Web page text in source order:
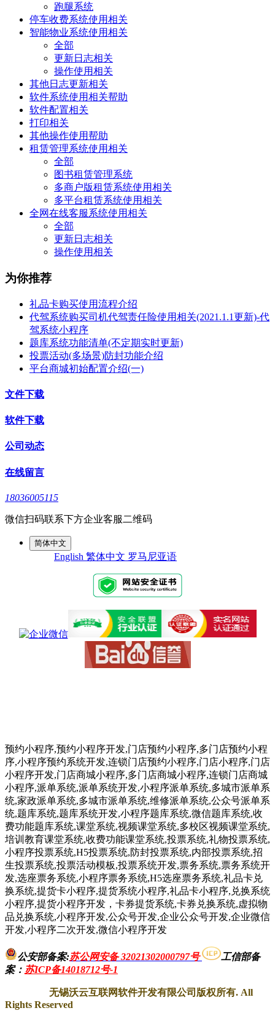
跑腿系统
停车收费系统使用相关
智能物业系统使用相关
全部
更新日志相关
操作使用相关
其他日志更新相关
软件系统使用相关帮助
软件配置相关
打印相关
其他操作使用帮助
租赁管理系统使用相关
全部
图书租赁管理系统
多商户版租赁系统使用相关
多平台租赁系统使用相关
全网在线客服系统使用相关
全部
更新日志相关
操作使用相关
为你推荐
礼品卡购买使用流程介绍
代驾系统购买司机代驾责任险使用相关(2021.1.1更新)-代
驾系统小程序
题库系统功能清单(不定期实时更新)
投票活动(多场景)防封功能介绍
平台商城初始配置介绍(一)
文件下载
软件下载
公司动态
在线留言
18036005115
微信扫码联系下方企业客服二维码
简体中文
English 繁体中文 罗马尼亚语
预约小程序,预约小程序开发,门店预约小程序,多门店预约小程
序,小程序预约系统开发,连锁门店预约小程序,门店小程序,门店
小程序开发,门店商城小程序,多门店商城小程序,连锁门店商城
小程序,派单系统,派单系统开发,小程序派单系统,多城市派单系
统,家政派单系统,多城市派单系统,维修派单系统,公众号派单系
统,题库系统,题库系统开发,小程序题库系统,微信题库系统,收
费功能题库系统,课堂系统,视频课堂系统,多校区视频课堂系统,
培训教育课堂系统,收费功能课堂系统,投票系统,礼物投票系统,
小程序投票系统,H5投票系统,防封投票系统,内部投票系统,招
生投票系统,投票活动模板,投票系统开发,票务系统,票务系统开
发,选座票务系统,小程序票务系统,H5选座票务系统,礼品卡兑
换系统,提货卡小程序,提货系统小程序,礼品卡小程序,兑换系统
小程序,提货小程序开发，卡券提货系统,卡券兑换系统,虚拟物
品兑换系统,小程序开发,公众号开发,企业公众号开发,企业微信
开发,小程序二次开发,微信小程序开发
公安部备案:苏公网安备 32021302000797号
工信部备
案： 苏ICP备14018712号-1
无锡沃云互联网软件开发有限公司版权所有. All
Rights Reserved